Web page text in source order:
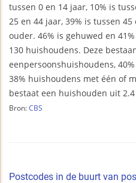
tussen 0 en 14 jaar, 10% is
25 en 44 jaar, 39% is tussen
ouder. 46% is gehuwed en
130 huishoudens. Deze
eenpersoonshuishoudens,
38% huishoudens met één of
bestaat een huishouden uit
Bron: CBS
Postcodes in de buurt van